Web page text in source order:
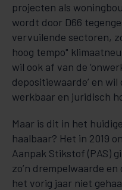
projecten als
wordt door D66
vervuilende sectoren,
hoog tempo"
wil ook af van de
depositiewaarde’ en
werkbaar en juridisch
Maar is dit in het
haalbaar? Het in 2019
Aanpak Stikstof (PAS)
zo’n drempelwaarde
het vorig jaar niet